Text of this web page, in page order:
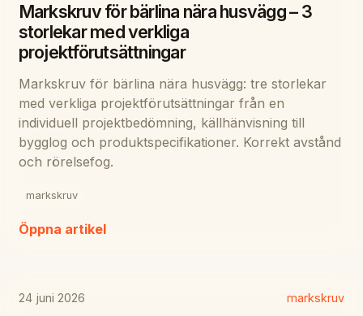
Markskruv för bärlina nära husvägg – 3
storlekar med verkliga
projektförutsättningar
Markskruv för bärlina nära husvägg: tre storlekar
med verkliga projektförutsättningar från en
individuell projektbedömning, källhänvisning till
bygglog och produktspecifikationer. Korrekt avstånd
och rörelsefog.
markskruv
Öppna artikel
24 juni 2026 markskruv